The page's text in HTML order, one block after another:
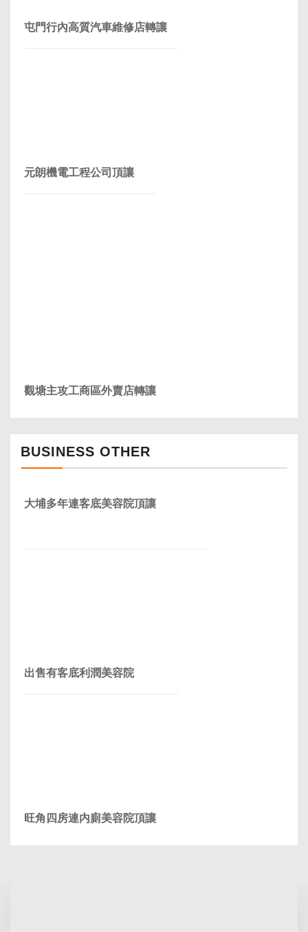
屯門行內高質汽車維修店轉讓
元朗機電工程公司頂讓
觀塘主攻工商區外賣店轉讓
BUSINESS OTHER
大埔多年連客底美容院頂讓
出售有客底利潤美容院
旺角四房連内廁美容院頂讓